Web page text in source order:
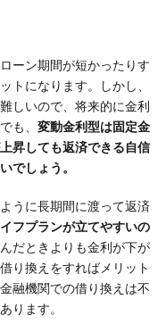
ーン期間が短かったりす
トになります。しかし、
しいので、将来的に金利
も、 変動金利型は固定金
昇しても返済できる自信
でしょう。
うに長期間に渡って返済
フプランが立てやすいの
だときよりも金利が下が
り換えをすればメリット
融機関での借り換えは不
ります。